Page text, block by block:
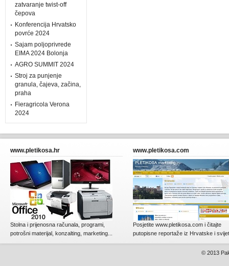
zatvaranje twist-off
čepova
Konferencija Hrvatsko
povrće 2024
Sajam poljoprivrede
EIMA 2024 Bolonja
AGRO SUMMIT 2024
Stroj za punjenje
granula, čajeva, začina,
praha
Fieragricola Verona
2024
www.pletikosa.hr
Stolna i prijenosna računala, programi,
potrošni materijal, konzalting, marketing...
www.pletikosa.com
Posjetite www.pletikosa.com i čitajte
putopisne reportaže iz Hrvatske i
© 2013